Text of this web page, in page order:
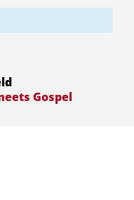
Gospel